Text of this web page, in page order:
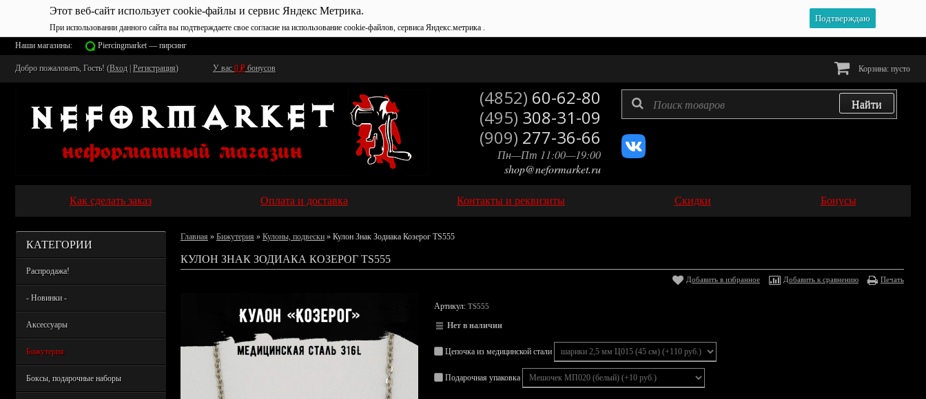
Этот веб-сайт использует cookie-файлы и сервис Яндекс Метрика.
При использовании данного сайта вы подтверждаете свое согласие на использование cookie-файлов, сервиса Яндекс.метрика .
Подтверждаю
Наши магазины: Piercingmarket — пирсинг
Добро пожаловать, Гость! (Вход Регистрация) У вас 0 ₽ бонусов Корзина: пусто
(4852) 60-62-80
(495) 308-31-09
(909) 277-36-66
Пн—Пт 11:00—19:00
shop@neformarket.ru
Как сделать заказ Оплата и доставка Контакты и реквизиты Скидки Бонусы
КАТЕГОРИИ
Распродажа!
- Новинки -
Аксессуары
Бижутерия
Боксы, подарочные наборы
Главная » Бижутерия » Кулоны, подвески » Кулон Знак Зодиака Козерог TS555
КУЛОН ЗНАК ЗОДИАКА КОЗЕРОГ TS555
Добавить в избранное Добавить к сравнению Печать
Артикул: TS555
Нет в наличии
Цепочка из медицинской стали
Подарочная упаковка